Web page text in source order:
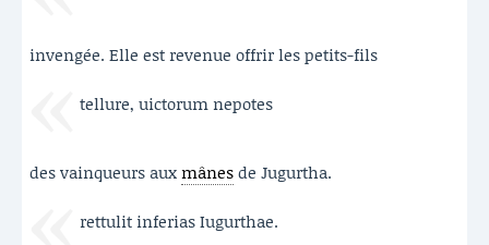
invengée. Elle est revenue offrir les petits-fils
tellure, uictorum nepotes
des vainqueurs auxmânesde Jugurtha.
rettulit inferias Iugurthae.